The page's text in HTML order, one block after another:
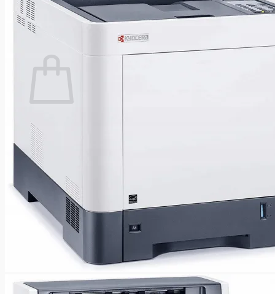
Brak produktów w koszyku.
Brak produktów w koszyku.
Wróć do sklepu